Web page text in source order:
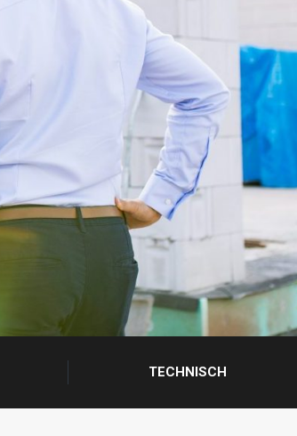
TECHNISCH